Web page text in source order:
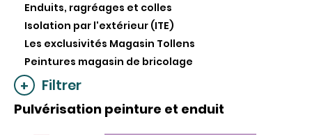
Enduits, ragréages et colles
Isolation par l'extérieur (ITE)
Les exclusivités Magasin Tollens
Peintures magasin de bricolage
Filtrer
Pulvérisation peinture et enduit